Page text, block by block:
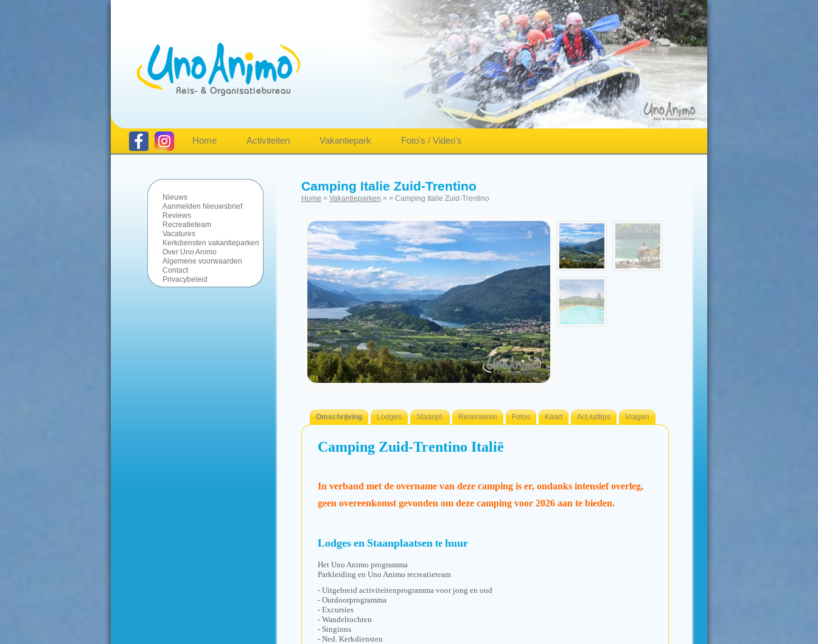
Home Activiteiten Vakantiepark Foto's / Video's
Nieuws
Aanmelden Nieuwsbrief
Reviews
Recreatieteam
Vacatures
Kerkdiensten vakantieparken
Over Uno Animo
Algemene voorwaarden
Contact
Privacybeleid
Camping Italie Zuid-Trentino
Home > Vakantieparken > > Camping Italie Zuid-Trentino
Omschrijving Lodges Staanpl. Reserveren Fotos Kaart Act./uittips Vragen
Camping Zuid-Trentino Italië
In verband met de overname van deze camping is er, ondanks intensief overleg,
geen overeenkomst gevonden om deze camping voor 2026 aan te bieden.
Lodges en Staanplaatsen te huur
Het Uno Animo programma
Parkleiding en Uno Animo recreatieteam
- Uitgebreid activiteitenprogramma voor jong en oud
- Outdoorprogramma
- Excursies
- Wandeltochten
- Singinns
- Ned. Kerkdiensten